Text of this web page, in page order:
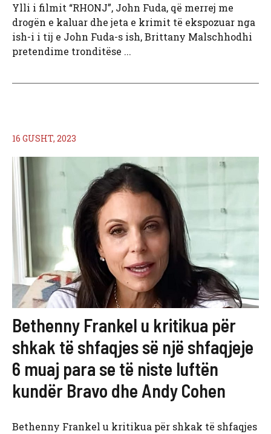
Ylli i filmit “RHONJ”, John Fuda, që merrej me
drogën e kaluar dhe jeta e krimit të ekspozuar nga
ish-i i tij e John Fuda-s ish, Brittany Malschhodhi
pretendime tronditëse ...
16 GUSHT, 2023
Bethenny Frankel u kritikua për
shkak të shfaqjes së një shfaqjeje
6 muaj para se të niste luftën
kundër Bravo dhe Andy Cohen
Bethenny Frankel u kritikua për shkak të shfaqjes